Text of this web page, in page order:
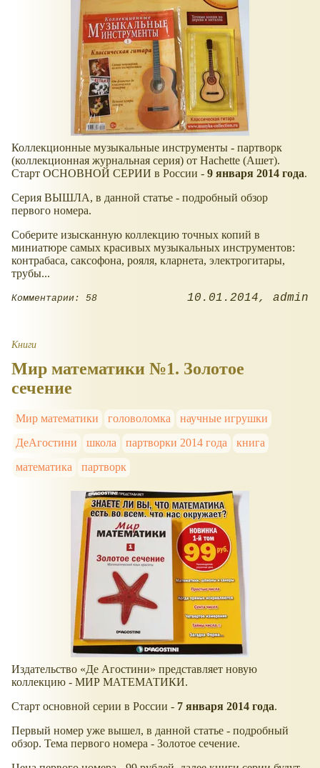
Коллекционные музыкальные инструменты - партворк
(коллекционная журнальная серия) от Hachette (Ашет).
Старт ОСНОВНОЙ СЕРИИ в России - 9 января 2014 года.
Серия ВЫШЛА, в данной статье - подробный обзор
первого номера.
Соберите изысканную коллекцию точных копий в
миниатюре самых красивых музыкальных инструментов:
контрабаса, саксофона, рояля, кларнета, электрогитары,
трубы...
Комментарии: 58 10.01.2014 admin
Книги
Мир математики №1. Золотое
сечение
Мир математики головоломка
научные игрушки
ДеАгостини
школа партворки 2014 года
книга
математика
партворк
Издательство Де Агостини
представляет новую
коллекцию - МИР МАТЕМАТИКИ.
Старт основной серии в России - 7 января 2014 года.
Первый номер уже вышел, в данной статье - подробный
обзор. Тема первого номера - Золотое сечение.